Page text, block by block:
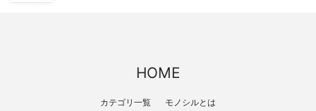
HOME
カテゴリ一覧 モノシルとは